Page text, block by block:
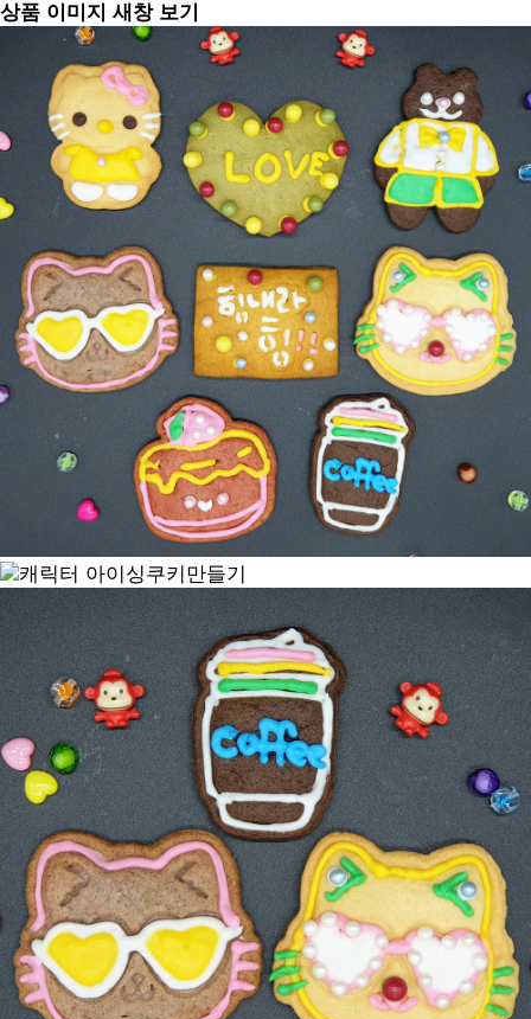
상품 이미지 새창 보기